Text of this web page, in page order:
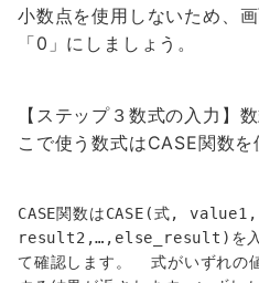
小数点を使用しないため、
「0」にしましょう。
【 ステップ３数式の入力 】
こで使う数式はCASE関数を
CASE関数はCASE(式,
result2,…,else_result)を入力
て確認します。  式がいずれの